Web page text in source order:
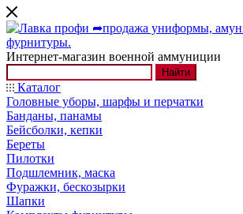
Интернет-магазин военной аммуниции
Найти
Каталог
Головные уборы, шарфы и перчатки
Банданы, панамы
Бейсболки, кепки
Береты
Пилотки
Подшлемник, маска
Фуражки, бескозырки
Шапки